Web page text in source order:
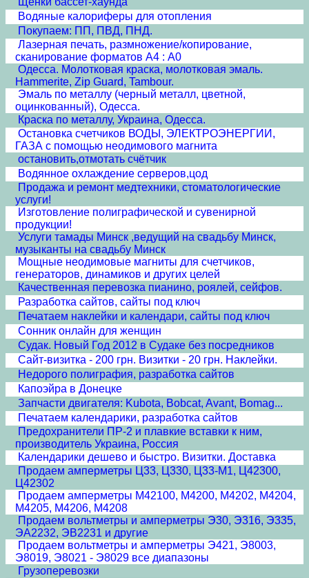
Водяные калориферы для отопления
Покупаем: ПП, ПВД, ПНД.
Лазерная печать, размножение/копирование,
сканирование форматов А4 : А0
Одесса. Молотковая краска, молотковая эмаль.
Hammerite, Zip Guard, Tambour.
Эмаль по металлу (черный металл, цветной,
оцинкованный), Одесса.
Краска по металлу, Украина, Одесса.
Остановка счетчиков ВОДЫ, ЭЛЕКТРОЭНЕРГИИ,
ГАЗА с помощью неодимового магнита
остановить,отмотать счётчик
Водянное охлаждение серверов,цод
Продажа и ремонт медтехники, стоматологические
услуги!
Изготовление полиграфической и сувенирной
продукции!
Услуги тамады Минск ,ведущий на свадьбу Минск,
музыканты на свадьбу Минск
Мощные неодимовые магниты для счетчиков,
генераторов, динамиков и других целей
Качественная перевозка пианино, роялей, сейфов.
Разработка сайтов, сайты под ключ
Печатаем наклейки и календари, сайты под ключ
Сонник онлайн для женщин
Судак. Новый Год 2012 в Судаке без посредников
Сайт-визитка - 200 грн. Визитки - 20 грн. Наклейки.
Недорого полиграфия, разработка сайтов
Капоэйра в Донецке
Запчасти двигателя: Kubota, Bobcat, Avant, Bomag...
Печатаем календарики, разработка сайтов
Предохранители ПР-2 и плавкие вставки к ним,
производитель Украина, Россия
Календарики дешево и быстро. Визитки. Доставка
Продаем амперметры Ц33, Ц330, Ц33-М1, Ц42300,
Ц42302
Продаем амперметры М42100, М4200, М4202, М4204,
М4205, М4206, М4208
Продаем вольтметры и амперметры Э30, Э316, Э335,
ЭА2232, ЭВ2231 и другие
Продаем вольтметры и амперметры Э421, Э8003,
Э8019, Э8021 - Э8029 все диапазоны
Грузоперевозки